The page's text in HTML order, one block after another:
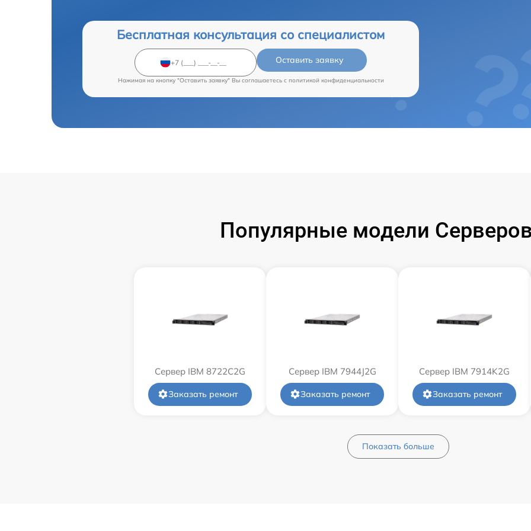
Бесплатная консультация со специалистом
Оставить заявку
Нажимая на кнопку "Оставить заявку" Вы соглашаетесь c политикой конфиденциальности
Популярные модели
Сервер IBM 8722C2G
Заказать ремонт
Сервер IBM 7944J2G
Заказать ремонт
Сервер IBM 7914K2G
Заказать ремонт
Показать больше